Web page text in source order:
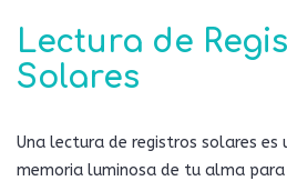
Lectura de
Solares
Una lectura de registros solares es
memoria luminosa de tu alma